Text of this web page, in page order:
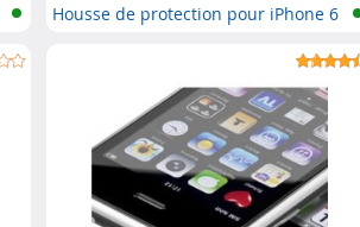
Housse de protection pour iPhone 6